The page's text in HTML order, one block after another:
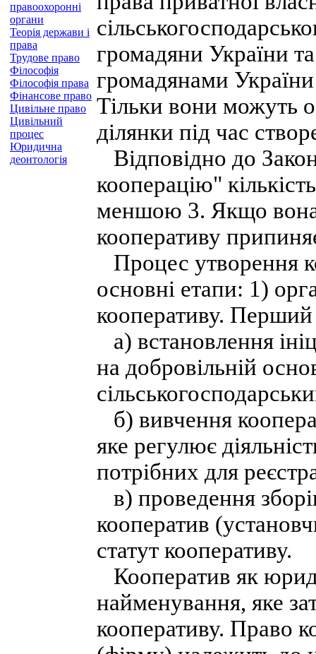
правоохоронні
органи
Теорія держави і
права
Трудове право
Філософія
Філософія права
Фінансове право
Цивільне право
Цивільний
процес
Юридична
деонтологія
громадяни України
громадянами
Тільки вони можуть
ділянки під час
Відповідно до
кооперацію"
меншою 3. Якщо вона
кооперативу
Процес утворення
основні етапи: 1)
кооперативу. Перший
а) встановлення
на добровільній
б) вивчення
яке регулює
потрібних для
в) проведення
кооператив
статут кооперативу.
Кооператив як
найменування, яке
кооперативу. Право